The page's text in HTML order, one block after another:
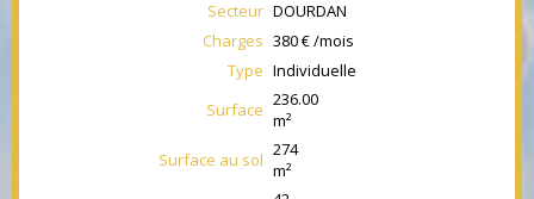
Secteur DOURDAN
Charges 380 € /mois
Type Individuelle
Surface 236.00
m²
Surface au sol 274
m²